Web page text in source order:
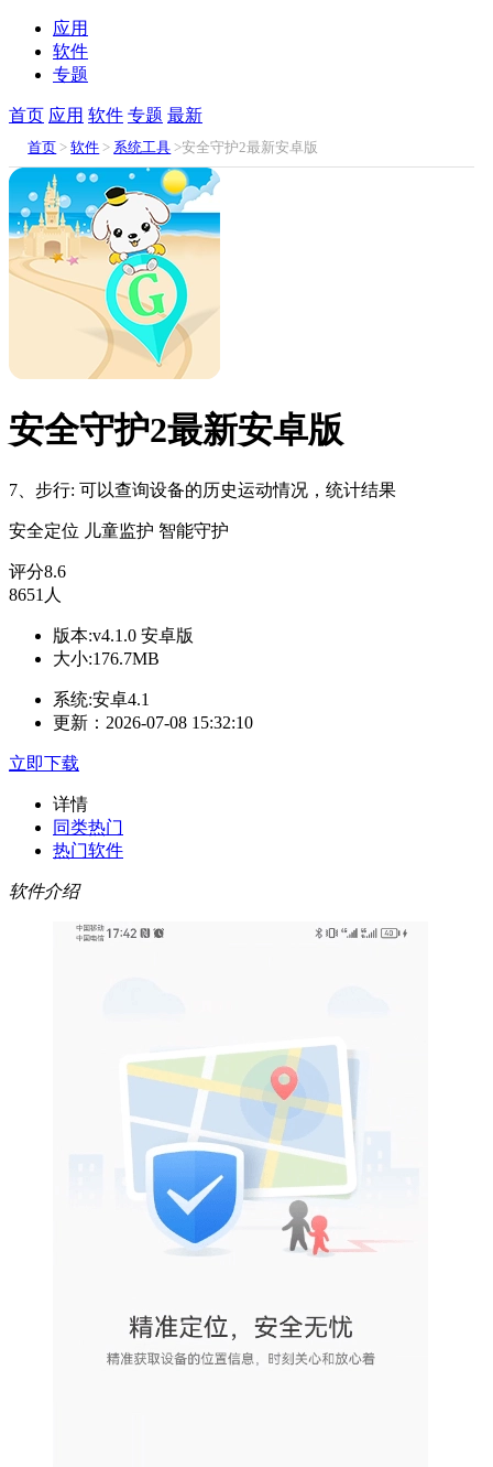
应用
软件
专题
首页 应用 软件 专题 最新
首页 >软件 > 系统工具 >安全守护2最新安卓版
安全守护2最新安卓版
7、步行: 可以查询设备的历史运动情况，统计结果
安全定位 儿童监护 智能守护
评分8.6
8651人
版本:v4.1.0 安卓版
大小:176.7MB
系统:安卓4.1
更新：2026-07-08 15:32:10
立即下载
详情
同类热门
热门软件
软件介绍